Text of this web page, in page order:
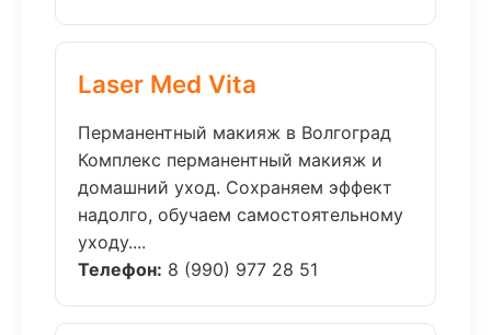
Laser Med Vita
Перманентный макияж в Волгоград
Комплекс перманентный макияж и
домашний уход. Сохраняем эффект
надолго, обучаем самостоятельному
уходу....
Телефон: 8 (990) 977 28 51